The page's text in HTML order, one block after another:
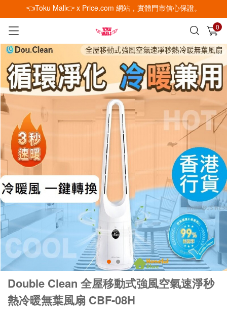
👈Toku Mall👉 x Price.com 網站，實體門市信心保證。
0
已加入購物車 查看
Double Clean 全屋移動式強風空氣速淨秒
熱冷暖無葉風扇 CBF-08H